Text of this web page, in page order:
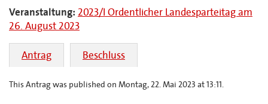
Veranstaltung: 2023/I Ordentlicher Landesparteitag am
26. August 2023
Antrag Beschluss
This Antrag was published on Montag, 22. Mai 2023 at 13:11.